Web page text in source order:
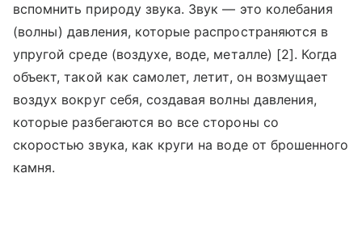
вспомнить природу звука. Звук — это колебания
(волны) давления, которые распространяются в
упругой среде (воздухе, воде, металле) [2]. Когда
объект, такой как самолет, летит, он возмущает
воздух вокруг себя, создавая волны давления,
которые разбегаются во все стороны со
скоростью звука, как круги на воде от брошенного
камня.